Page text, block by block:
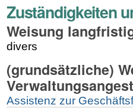
Zuständigkeiten
Weisung
divers
(grundsätzliche)
Assistenz zur